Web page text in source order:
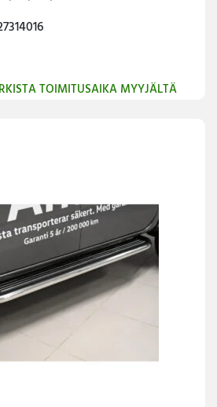
TOIMITUSAIKA MYYJÄLTÄ